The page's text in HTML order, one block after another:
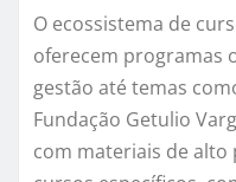
O ecossistema de
oferecem programas
gestão até temas
Fundação Getulio
com materiais de alto